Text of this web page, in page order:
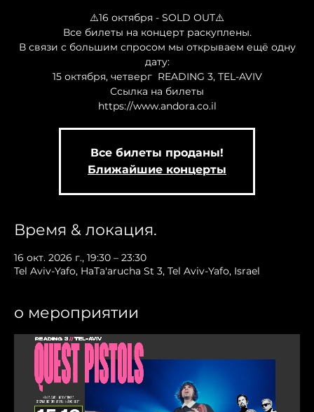
⚠️16 октября - SOLD OUT⚠️
Все билеты на концерт раскуплены.
В связи с большим спросом мы открываем ещё одну
дату:
15 октября, четверг READING 3, TEL-AVIV
Ссылка на билеты
https://www.andora.co.il
Все билеты проданы!
Ближайшие концерты
Время & локация.
16 окт. 2026 г., 19:30 – 23:30
Tel Aviv-Yafo, HaTa'arucha St 3, Tel Aviv-Yafo, Israel
о мероприятии